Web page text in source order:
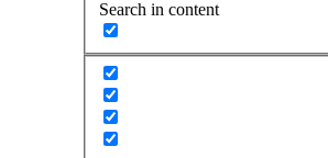
Search in content